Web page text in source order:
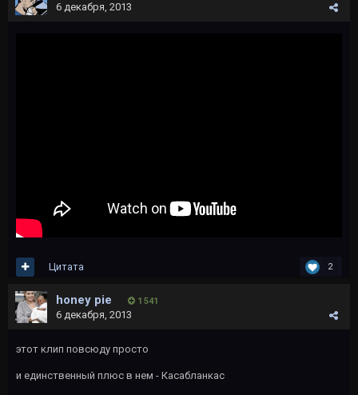
6 декабря, 2013
2
Цитата
honey pie 1 541
6 декабря, 2013
этот клип повсюду просто
и единственный плюс в нем - Касабланкас